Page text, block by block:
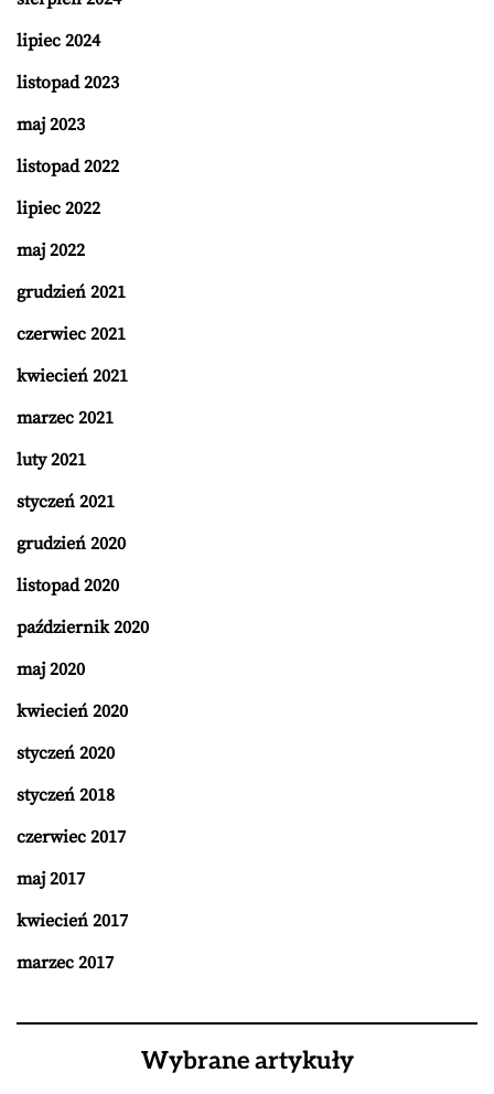
lipiec 2024
listopad 2023
maj 2023
listopad 2022
lipiec 2022
maj 2022
grudzień 2021
czerwiec 2021
kwiecień 2021
marzec 2021
luty 2021
styczeń 2021
grudzień 2020
listopad 2020
październik 2020
maj 2020
kwiecień 2020
styczeń 2020
styczeń 2018
czerwiec 2017
maj 2017
kwiecień 2017
marzec 2017
Wybrane artykuły